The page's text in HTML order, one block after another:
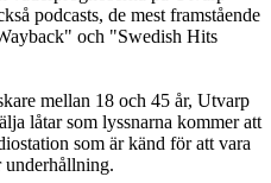
podcasts, de mest framstående
och "Swedish Hits
mellan 18 och 45 år, Utvarp
låtar som lyssnarna kommer att
som är känd för att vara
underhållning.